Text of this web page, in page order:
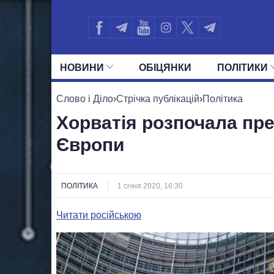
НОВИНИ ОБIЦЯНКИ ПОЛIТИКИ
УСІ ПОЛІТИКИ ПРЕЗИДЕНТ І ОФІС
Слово і Діло›Стрічка публікацій›Політика
Хорватія розпочала
Європи
ПОЛІТИКА 1 січня 2020, 16:30
Читати російською